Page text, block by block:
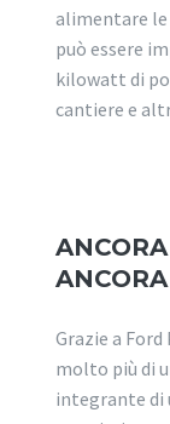
alimentare
può essere
kilowatt di
cantiere e
Grazie a
molto più di
integrante di